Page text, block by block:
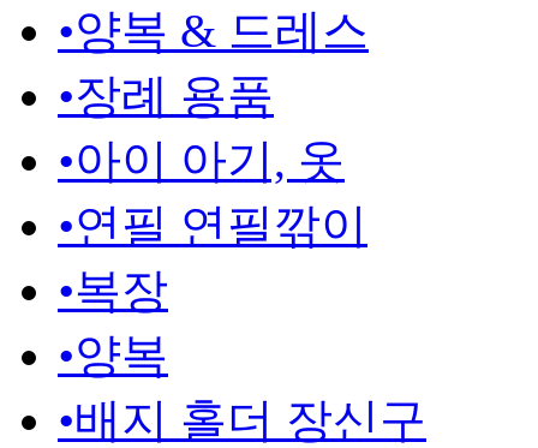
•양복 & 드레스
•장례 용품
•아이 아기, 옷
•연필 연필깎이
•복장
•양복
•배지 홀더 장신구